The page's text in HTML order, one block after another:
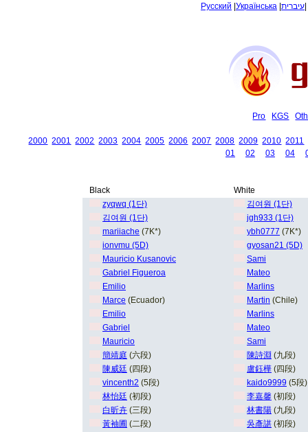
Русский Українська עיברית
Pro KGS
2000 2001 2002 2003 2004 2005 2006 2007 2008 2009 2010 2011
01
02 03 04
Black
White
zyqwq (1단)
김여원 (1단)
김여원 (1단)
jgh933 (1단)
mariiache (7K*) ybh0777 (7K*)
ionvmu (5D)
gyosan21 (5D)
Mauricio Kusanovic
Sami
Gabriel Figueroa
Mateo
Emilio
Marlins
Marce (Ecuador) Martin (Chile)
Emilio
Marlins
Gabriel
Mateo
Mauricio
Sami
簡靖庭 (六段) 陳詩淵 (九段)
陳威廷 (四段) 盧鈺樺 (四段)
vincenth2 (5段) kaido9999 (5段)
林怡廷 (初段) 李嘉馨 (初段)
白昕卉 (三段) 林書陽 (九段)
黃袖圃 (二段) 吳彥諶 (初段)